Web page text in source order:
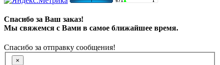
Спасибо за Ваш заказ!
Мы свяжемся с Вами в самое ближайшее время.
Спасибо за отправку сообщения!
×